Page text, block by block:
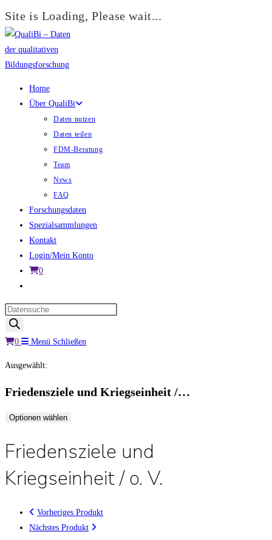
Site is Loading, Please wait...
Zum
Inhalt
springen
Home
Über QualiBi
Daten nutzen
Daten teilen
FDM-Beratung
Team
News
FAQ
Forschungsdaten
Spezialsammlungen
Kontakt
Login/Mein Konto
0
umschalten
Products
search
0
Menü Schließen
Ausgewählt:
Friedensziele und Kriegseinheit /…
Optionen wählen
Friedensziele und
Kriegseinheit / o. V.
Vorheriges Produkt
Nächstes Produkt